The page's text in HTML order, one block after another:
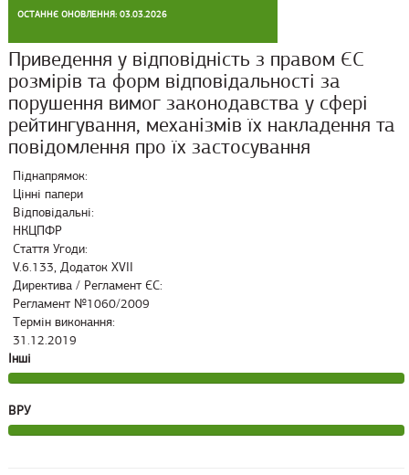
ОСТАННЄ ОНОВЛЕННЯ: 03.03.2026
Приведення у відповідність з правом ЄС
розмірів та форм відповідальності за
порушення вимог законодавства у сфері
рейтингування, механізмів їх накладення та
повідомлення про їх застосування
Піднапрямок:
Цінні папери
Відповідальні:
НКЦПФР
Стаття Угоди:
V.6.133, Додаток XVII
Директива / Регламент ЄС:
Регламент №1060/2009
Термін виконання:
31.12.2019
Інші
ВРУ